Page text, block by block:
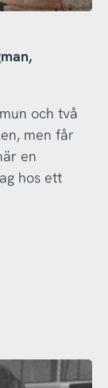
och två
men får
en
hos ett